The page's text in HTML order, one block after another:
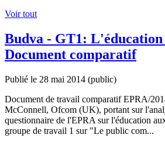
Voir tout
Budva - GT1: L'éducation
Document comparatif
Publié le 28 mai 2014 (public)
Document de travail comparatif EPRA/
McConnell, Ofcom (UK), portant sur
questionnaire de l'EPRA sur l'éducation
groupe de travail 1 sur "Le public com...